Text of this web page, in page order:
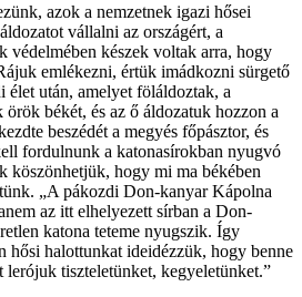
azok a nemzetnek igazi hősei
vállalni az országért, a
védelmében készek voltak arra, hogy
emlékezni, értük imádkozni sürgető
élet után, amelyet föláldoztak, a
békét, és az ő áldozatuk hozzon a
beszédét a megyés főpásztor, és
fordulnunk a katonasírokban nyugvó
köszönhetjük, hogy mi ma békében
„A pákozdi Don-kanyar Kápolna
az itt elhelyezett sírban a Don-
katona teteme nyugszik. Így
hősi halottunkat ideidézzük, hogy benne
tiszteletünket, kegyeletünket.”